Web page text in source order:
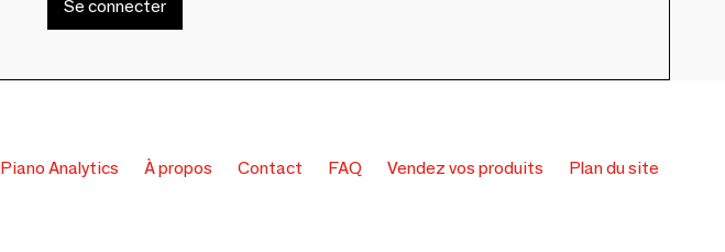
Se connecter
Piano Analytics À propos Contact FAQ Vendez vos produits Plan du site